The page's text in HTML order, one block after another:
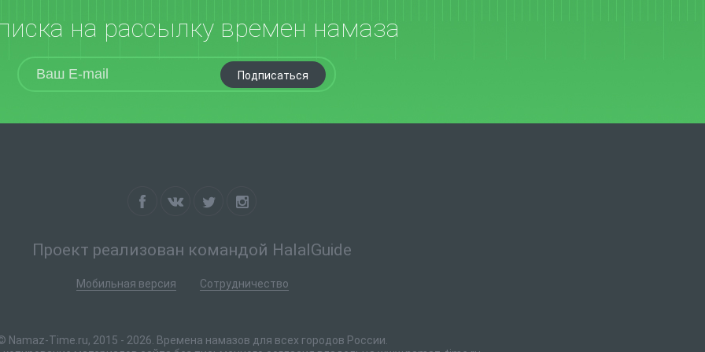
на рассылку времен намаза
Подписаться
Проект реализован командой HalalGuide
Мобильная версия Сотрудничество
Namaz-Time.ru, 2015 - 2026. Времена намазов для всех городов России.